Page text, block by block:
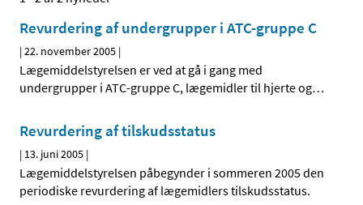
Revurdering af undergrupper i ATC-gruppe C
|22. november 2005 |
Lægemiddelstyrelsen er ved at gå i gang med
undergrupper i ATC-gruppe C, lægemidler til hjerte og…
Revurdering af tilskudsstatus
| 13. juni 2005 |
Lægemiddelstyrelsen påbegynder i sommeren 2005 den
periodiske revurdering af lægemidlers tilskudsstatus.